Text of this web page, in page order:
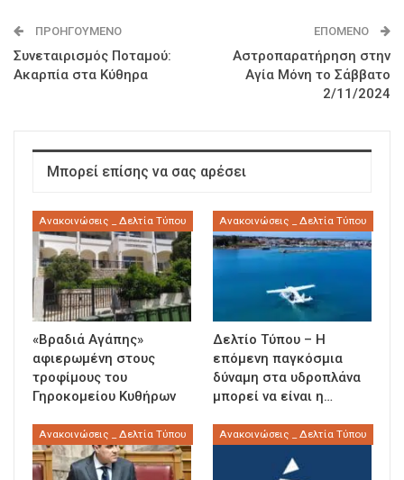
ΠΡΟΗΓΟΎΜΕΝΟ
Συνεταιρισμός Ποταμού:
Ακαρπία στα Κύθηρα
ΕΠΌΜΕΝΟ
Αστροπαρατήρηση στην
Αγία Μόνη το Σάββατο
2/11/2024
Μπορεί επίσης να σας αρέσει
Ανακοινώσεις _ Δελτία Τύπου
«Βραδιά Αγάπης»
αφιερωμένη στους
τροφίμους του
Γηροκομείου Κυθήρων
Ανακοινώσεις _ Δελτία Τύπου
Δελτίο Τύπου – Η
επόμενη παγκόσμια
δύναμη στα υδροπλάνα
μπορεί να είναι η…
Ανακοινώσεις _ Δελτία Τύπου Ανακοινώσεις _ Δελτία Τύπου